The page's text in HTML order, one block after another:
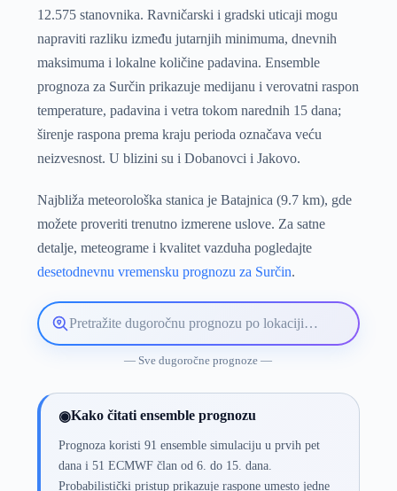
12.575 stanovnika. Ravničarski i gradski uticaji mogu
napraviti razliku između jutarnjih minimuma, dnevnih
maksimuma i lokalne količine padavina. Ensemble
prognoza za Surčin prikazuje medijanu i verovatni raspon
temperature, padavina i vetra tokom narednih 15 dana;
širenje raspona prema kraju perioda označava veću
neizvesnost. U blizini su i Dobanovci i Jakovo.
Najbliža meteorološka stanica je Batajnica (9.7 km), gde
možete proveriti trenutno izmerene uslove. Za satne
detalje, meteograme i kvalitet vazduha pogledajte
desetodnevnu vremensku prognozu za Surčin.
Pretražite
lokaciju
— Sve dugoročne prognoze —
◉Kako čitati ensemble prognozu
Prognoza koristi 91 ensemble simulaciju u prvih pet
dana i 51 ECMWF član od 6. do 15. dana.
Probabilistički pristup prikazuje raspone umesto jedne